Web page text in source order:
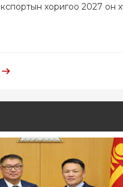
хоригоо 2027 он